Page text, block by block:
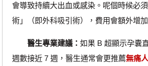
會導致持續大出血或感染。呢個時候必
術」（即外科吸引術），費用會額外增
醫生專業建議： 如果 B 超顯示孕囊
週數接近 7 週，醫生通常會更推薦無痛